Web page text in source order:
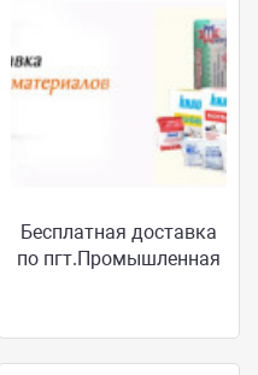
Бесплатная доставка
по пгт.Промышленная